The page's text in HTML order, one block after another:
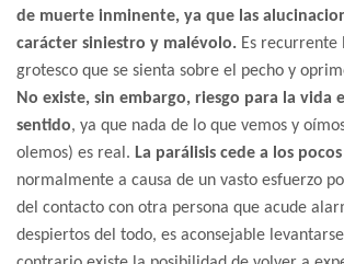
de muerte inminente, ya que las
carácter siniestro y malévolo. Es recurrente
grotesco que se sienta sobre el pecho y
No existe, sin embargo, riesgo para la vida
sentido, ya que nada de lo que vemos y
olemos) es real. La parálisis cede a los
normalmente a causa de un vasto esfuerzo
del contacto con otra persona que acude
despiertos del todo, es aconsejable